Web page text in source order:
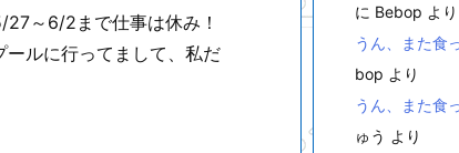
～6/2まで仕事は休み！
ルに行ってまして、私だ
に Bebop より
うん、また食
bop より
うん、また食
ゅう より